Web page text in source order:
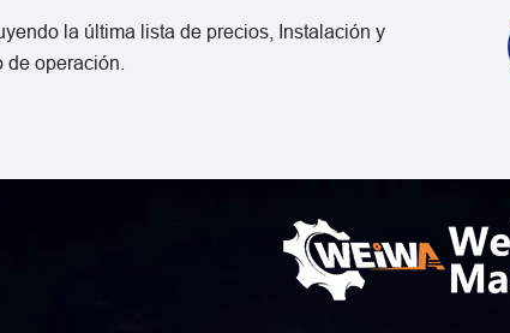
la última lista de precios, Instalación y
operación.